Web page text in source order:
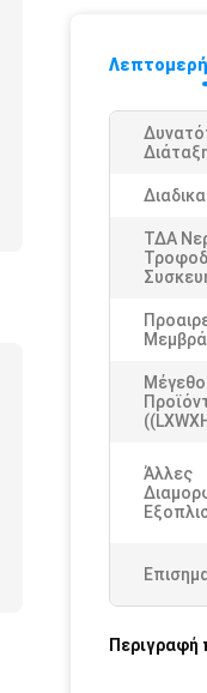
ΤΔΑ
Άλλες
Περιγραφή